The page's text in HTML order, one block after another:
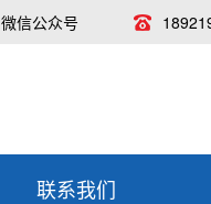
微信公众号
联系我们